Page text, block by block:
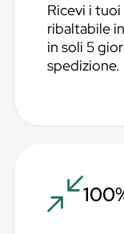
Ricevi i
ribaltabile
in soli 5
spedizione.